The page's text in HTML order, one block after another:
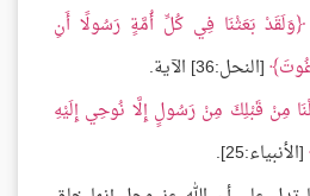
وَلَقَدْ بَعَثْنَا فِي كُلِّ أُمَّةٍ رَسُولًا أَنِ
[النحل:36] الآية.
مِنْ قَبْلِكَ مِنْ رَسُولٍ إِلَّا نُوحِي إِلَيْهِ
[الأنبياء:25].